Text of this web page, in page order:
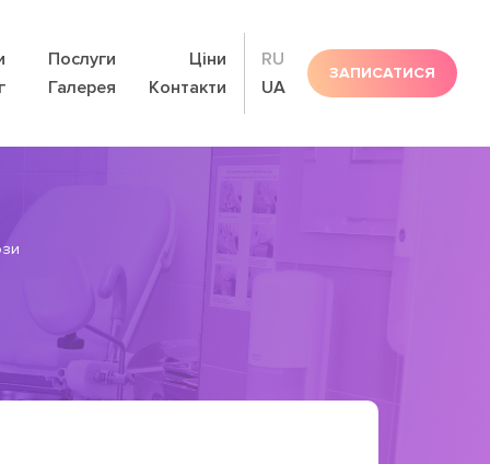
Послуги
Ціни
Галерея Контакти
RU
UA
ЗАПИСАТИСЯ